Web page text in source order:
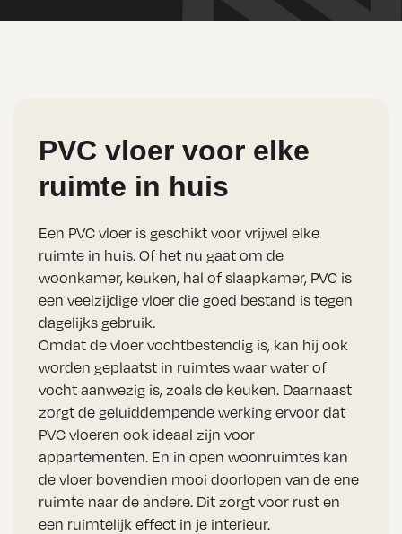
PVC vloer voor elke
ruimte in huis
Een PVC vloer is geschikt voor vrijwel elke
ruimte in huis. Of het nu gaat om de
woonkamer, keuken, hal of slaapkamer, PVC is
een veelzijdige vloer die goed bestand is tegen
dagelijks gebruik.
Omdat de vloer vochtbestendig is, kan hij ook
worden geplaatst in ruimtes waar water of
vocht aanwezig is, zoals de keuken. Daarnaast
zorgt de geluiddempende werking ervoor dat
PVC vloeren ook ideaal zijn voor
appartementen. En in open woonruimtes kan
de vloer bovendien mooi doorlopen van de ene
ruimte naar de andere. Dit zorgt voor rust en
een ruimtelijk effect in je interieur.